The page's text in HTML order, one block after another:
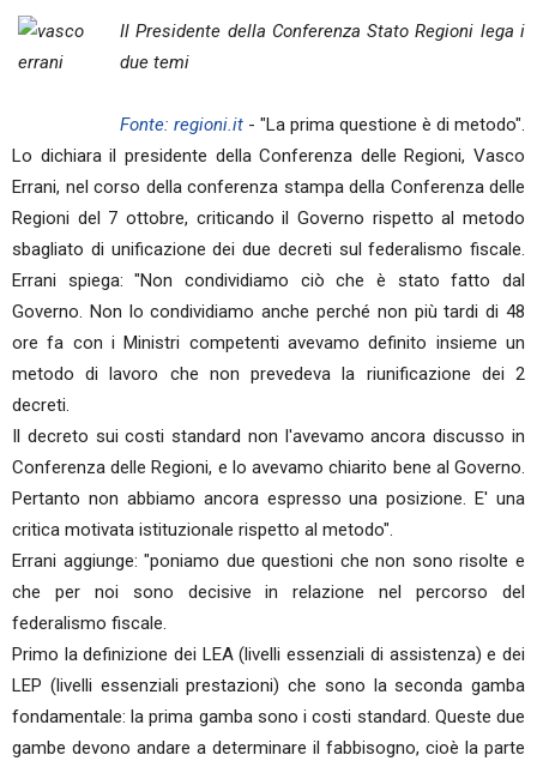
Il Presidente della Conferenza Stato Regioni lega i
due temi
Fonte: regioni.it - "La prima questione è di metodo".
Lo dichiara il presidente della Conferenza delle Regioni, Vasco
Errani, nel corso della conferenza stampa della Conferenza delle
Regioni del 7 ottobre, criticando il Governo rispetto al metodo
sbagliato di unificazione dei due decreti sul federalismo fiscale.
Errani spiega: "Non condividiamo ciò che è stato fatto dal
Governo. Non lo condividiamo anche perché non più tardi di 48
ore fa con i Ministri competenti avevamo definito insieme un
metodo di lavoro che non prevedeva la riunificazione dei 2
decreti.
Il decreto sui costi standard non l'avevamo ancora discusso in
Conferenza delle Regioni, e lo avevamo chiarito bene al Governo.
Pertanto non abbiamo ancora espresso una posizione. E' una
critica motivata istituzionale rispetto al metodo".
Errani aggiunge: "poniamo due questioni che non sono risolte e
che per noi sono decisive in relazione nel percorso del
federalismo fiscale.
Primo la definizione dei LEA (livelli essenziali di assistenza) e dei
LEP (livelli essenziali prestazioni) che sono la seconda gamba
fondamentale: la prima gamba sono i costi standard. Queste due
gambe devono andare a determinare il fabbisogno, cioè la parte